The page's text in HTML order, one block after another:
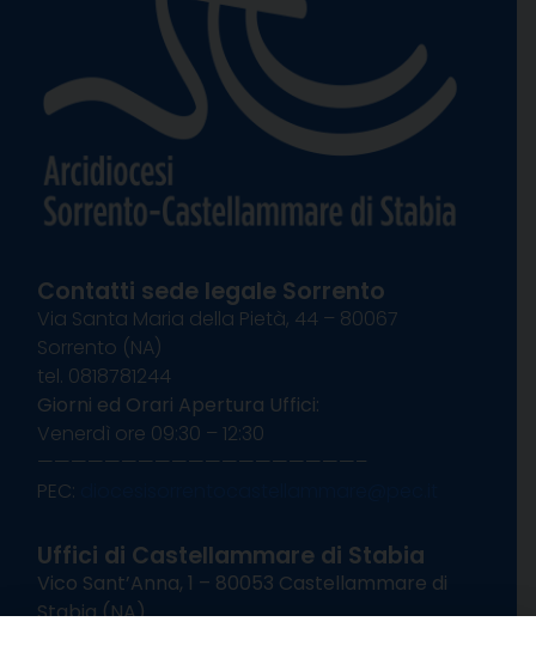
Contatti sede legale Sorrento
Via Santa Maria della Pietà, 44 – 80067
Sorrento (NA)
tel. 0818781244
Giorni ed Orari Apertura Uffici:
Venerdì ore 09:30 – 12:30
———————————————————–
PEC:
Uffici di Castellammare di Stabia
Vico Sant’Anna, 1 – 80053 Castellammare di
Stabia (NA)